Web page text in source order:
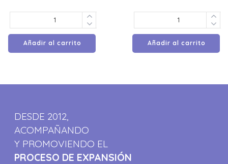
Añadir al carrito Añadir al carrito
DESDE 2012,
ACOMPAÑANDO
Y PROMOVIENDO EL
PROCESO DE EXPANSIÓN